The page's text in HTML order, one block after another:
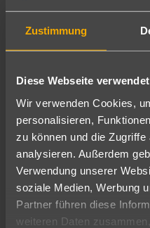
Zustimmung
Diese Webseite
Wir verwenden Cookies,
personalisieren,
zu können und die
analysieren. Außerdem
Verwendung unserer
soziale Medien, Werbung
Partner führen diese
weiteren Daten
Original
Unser schauinsland-reisen
Bei uns finden Sie Hotels
gemeinsamen Kunden,
deutschsprachigen
Bei uns sind Sie bereits vor
besten Händen. Unsere
Ihnen glückliche und